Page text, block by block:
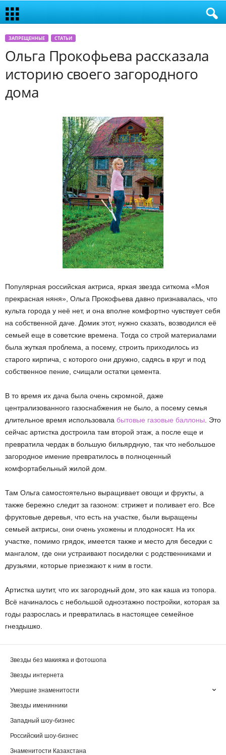
ЗАПРЕЩЕННЫЕ СТАТЬИ
Ольга Прокофьева рассказала
историю своего загородного
дома
Популярная российская актриса, яркая звезда ситкома «Моя
прекрасная няня», Ольга Прокофьева давно признавалась, что
культа города у неё нет, и она вполне комфортно чувствует себя
на собственной даче. Домик этот, нужно сказать, возводился её
семьей еще в советские времена. Тогда со строй материалами
была жуткая проблема, а посему, строить приходилось из
старого кирпича, с которого они дружно, садясь в круг и под
собственное пение, счищали остатки цемента.
В то время их дача была очень скромной, даже
централизованного газоснабжения не было, а посему семья
длительное время использовала бытовые газовые баллоны . Это
сейчас артистка достроила там второй этаж, а после еще и
превратила чердак в большую бильярдную, так что небольшое
загородное имение превратилось в полноценный
комфортабельный жилой дом.
Там Ольга самостоятельно выращивает овощи и фрукты, а
также бережно следит за газоном: стрижет и поливает его. Все
фруктовые деревья, что есть на участке, были выращены
семьей актрисы, они очень ухожены и плодоносят. На их
участке, помимо грядок, имеется также и место для беседки с
мангалом, где они устраивают посиделки с родственниками и
друзьями, которые приезжают к ним в гости.
Артистка шутит, что их загородный дом, это как каша из топора.
Всё начиналось с небольшой одноэтажно постройки, которая за
годы разрослась и превратилась в настоящее семейное
гнездышко.
Звезды без макияжа и фотошопа
Звезды интернета
Умершие знаменитости
Звезды именинники
Западный шоу-бизнес
Российский шоу-бизнес
Знаменитости Казахстана